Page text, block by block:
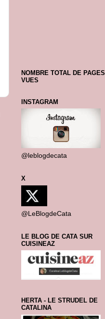
NOMBRE TOTAL DE PAGES
VUES
INSTAGRAM
@leblogdecata
X
@LeBlogdeCata
LE BLOG DE CATA SUR
CUISINEAZ
HERTA - LE STRUDEL DE
CATALINA